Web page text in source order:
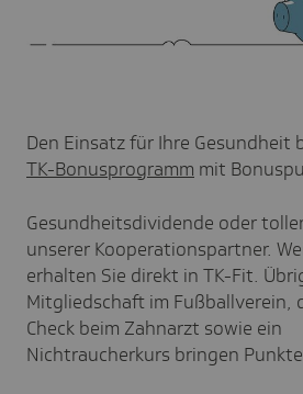
Den Einsatz für Ihre Gesundheit
TK-Bonusprogramm mit
Gesundheitsdividende oder
unserer Kooperationspartner.
erhalten Sie direkt in TK-Fit.
Mitgliedschaft im Fußballverein,
Check beim Zahnarzt sowie ein
Nichtraucherkurs bringen